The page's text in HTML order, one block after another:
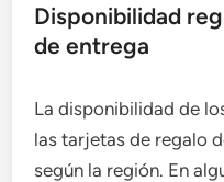
Disponibilidad
de entrega
La disponibilidad de
las tarjetas de regalo
según la región. En